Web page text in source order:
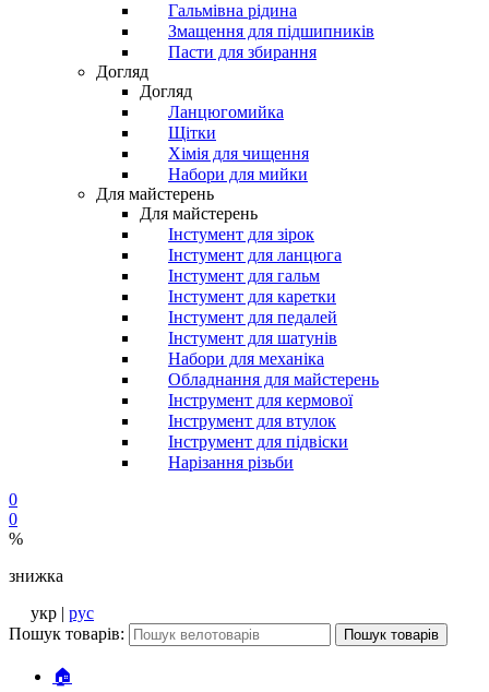
Гальмівна рідина
Змащення для підшипників
Пасти для збирання
Догляд
Догляд
Ланцюгомийка
Щітки
Хімія для чищення
Набори для мийки
Для майстерень
Для майстерень
Інстумент для зірок
Інстумент для ланцюга
Інстумент для гальм
Інстумент для каретки
Інстумент для педалей
Інстумент для шатунів
Набори для механіка
Обладнання для майстерень
Інструмент для кермової
Інструмент для втулок
Інструмент для підвіски
Нарізання різьби
0
0
%
знижка
укр | рус
Пошук товарів:
Пошук товарів
🏠